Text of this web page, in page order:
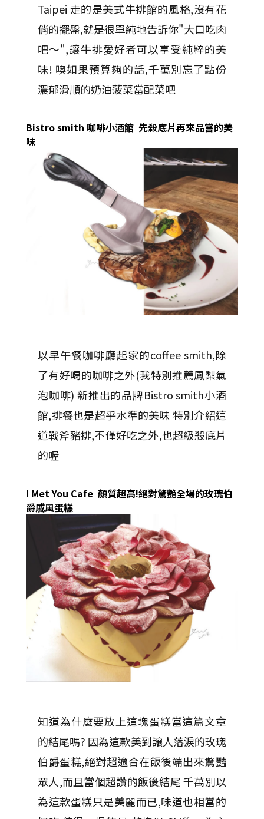
Taipei 走的是美式牛排館的風格,沒有花
俏的擺盤,就是很單純地告訴你"大口吃肉
吧～",讓牛排愛好者可以享受純粹的美
味! 噢如果預算夠的話,千萬別忘了點份
濃郁滑順的奶油菠菜當配菜吧
Bistro smith 咖啡小酒館 先殺底片再來品嘗的美
味
以早午餐咖啡廳起家的coffee smith,除
了有好喝的咖啡之外(我特別推薦鳳梨氣
泡咖啡) 新推出的品牌Bistro smith小酒
館,排餐也是超乎水準的美味 特別介紹這
道戰斧豬排,不僅好吃之外,也超級殺底片
的喔
I Met You Cafe 顏質超高!絕對驚艷全場的玫瑰伯
爵戚風蛋糕
知道為什麼要放上這塊蛋糕當這篇文章
的結尾嗎? 因為這款美到讓人落淚的玫瑰
伯爵蛋糕,絕對超適合在飯後端出來驚豔
眾人,而且當個超讚的飯後結尾 千萬別以
為這款蛋糕只是美麗而已,味道也相當的